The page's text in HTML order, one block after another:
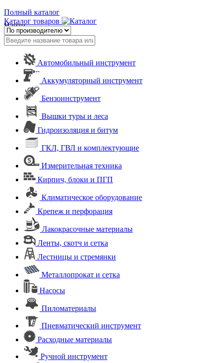
Полный каталог
Каталог товаров
Найти
Автомобильный инструмент
Аккумуляторный инструмент
Бензоинструмент
Вышки туры и леса
Гидроизоляция и битум
ГКЛ, ГВЛ и комплектующие
Измерительная техника
Кирпич, блоки и ПГП
Климатическое оборудование
Крепеж и перфорация
Лакокрасочные материалы
Ленты, скотч и сетка
Лестницы и стремянки
Металлопрокат и сетка
Насосы
Пиломатериалы
Пневматический инструмент
Расходные материалы
Ручной инструмент